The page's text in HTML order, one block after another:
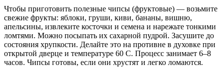
Чтобы приготовить полезные чипсы (фруктовые) — возьмите
свежие фрукты: яблоки, груши, киви, бананы, вишню,
апельсины, извлеките косточки и семена и нарежьте тонкими
ломтями. Можно посыпать их сахарной пудрой. Засушите до
состояния хрупкости. Делайте это на противне в духовке при
открытой дверце и температуре 60 С. Процесс занимает 6–8
часов. Чипсы готовы, если они хрустят и легко ломаются.